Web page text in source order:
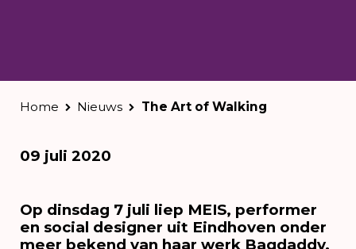
Home Nieuws The Art of Walking
09 juli 2020
Op dinsdag 7 juli liep MEIS, performer
en social designer uit Eindhoven onder
meer bekend van haar werk Bagdaddy,